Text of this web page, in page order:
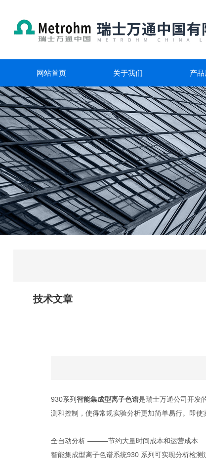
网站首页 关于我们 产
技术文章
930系列智能集成型离子色谱是瑞士万通公司开发
测和控制，使得常规实验分析更加简单易行。即
全自动分析 ———节约大量时间成本和运营成本
智能集成型离子色谱系统930 系列可实现分析检